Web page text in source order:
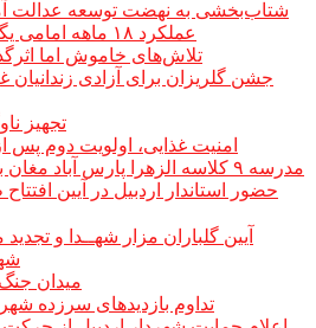
شتاب‌بخشی به نهضت توسعه عدالت
عملکرد ۱۸ ماهه امامی یگانه مورد قبول است
تلاش‌های خاموش اما
تجهیز
امنیت غذایی، اولویت دوم
مدرسه ۹ کلاسه الزهرا پارس آباد مغان به بهره برداری رسید
میدان
تداوم بازدیدهای سرزده